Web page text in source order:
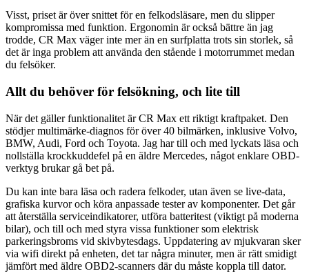
Visst, priset är över snittet för en felkodsläsare, men du slipper
kompromissa med funktion. Ergonomin är också bättre än jag
trodde, CR Max väger inte mer än en surfplatta trots sin storlek, så
det är inga problem att använda den stående i motorrummet medan
du felsöker.
Allt du behöver för felsökning, och lite till
När det gäller funktionalitet är CR Max ett riktigt kraftpaket. Den
stödjer multimärke-diagnos för över 40 bilmärken, inklusive Volvo,
BMW, Audi, Ford och Toyota. Jag har till och med lyckats läsa och
nollställa krockkuddefel på en äldre Mercedes, något enklare OBD-
verktyg brukar gå bet på.
Du kan inte bara läsa och radera felkoder, utan även se live-data,
grafiska kurvor och köra anpassade tester av komponenter. Det går
att återställa serviceindikatorer, utföra batteritest (viktigt på moderna
bilar), och till och med styra vissa funktioner som elektrisk
parkeringsbroms vid skivbytesdags. Uppdatering av mjukvaran sker
via wifi direkt på enheten, det tar några minuter, men är rätt smidigt
jämfört med äldre OBD2-scanners där du måste koppla till dator.